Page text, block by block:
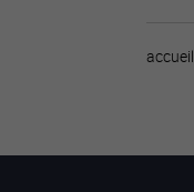
accueil